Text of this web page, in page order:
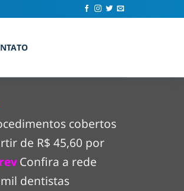
cobertos
de R$ 45,60 por
Confira a rede
dentistas